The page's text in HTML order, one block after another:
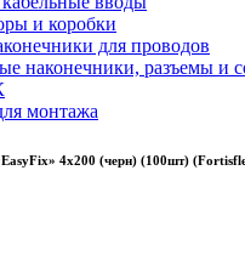
и коробки
для проводов
наконечники, разъемы и
монтажа
4х200 (черн) (100шт)